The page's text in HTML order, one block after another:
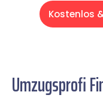
Kostenlos
Umzugsprofi